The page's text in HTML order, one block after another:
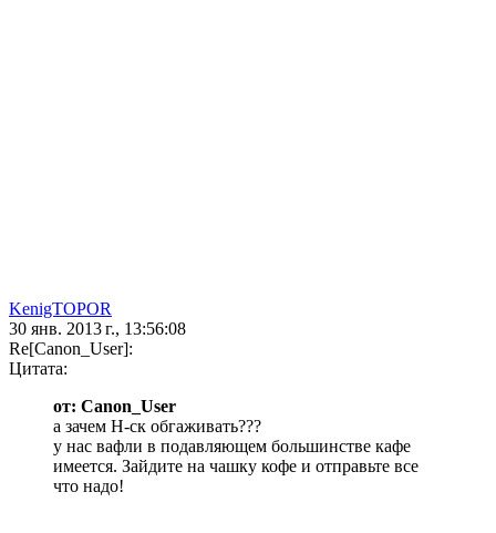
KenigTOPOR
30 янв. 2013 г., 13:56:08
Re[Canon_User]:
Цитата:
от: Canon_User
а зачем Н-ск обгаживать???
у нас вафли в подавляющем большинстве кафе
имеется. Зайдите на чашку кофе и отправьте все
что надо!